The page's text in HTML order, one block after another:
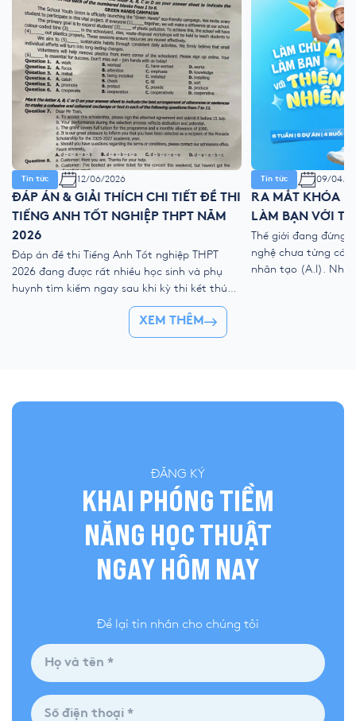
Tin tức 12/06/2026
ĐÁP ÁN & GIẢI THÍCH CHI TIẾT ĐỀ THI
TIẾNG ANH TỐT NGHIỆP THPT NĂM
2026
Đáp án đề thi Tiếng Anh Tốt nghiệp THPT
2026 đang được rất nhiều học sinh và phụ
huynh tìm kiếm ngay sau khi kỳ thi kết thúc.
Để giúp thí sinh nhanh chóng đối chiếu kết
quả và đánh giá bài làm của mình, YOLA cập
nhật đề thi chính thức, đáp án tham […]
Tin tức 09/04/
RA MẮT KHÓA
LÀM BẠN VỚI
Thế giới đang đứng
nghệ chưa từng có
nhân tạo (A.I).
XEM THÊM
ĐĂNG KÝ
KHAI PHÓNG TIỀM
NĂNG HỌC THUẬT
NGAY HÔM NAY
Để lại tin nhắn cho chúng tôi